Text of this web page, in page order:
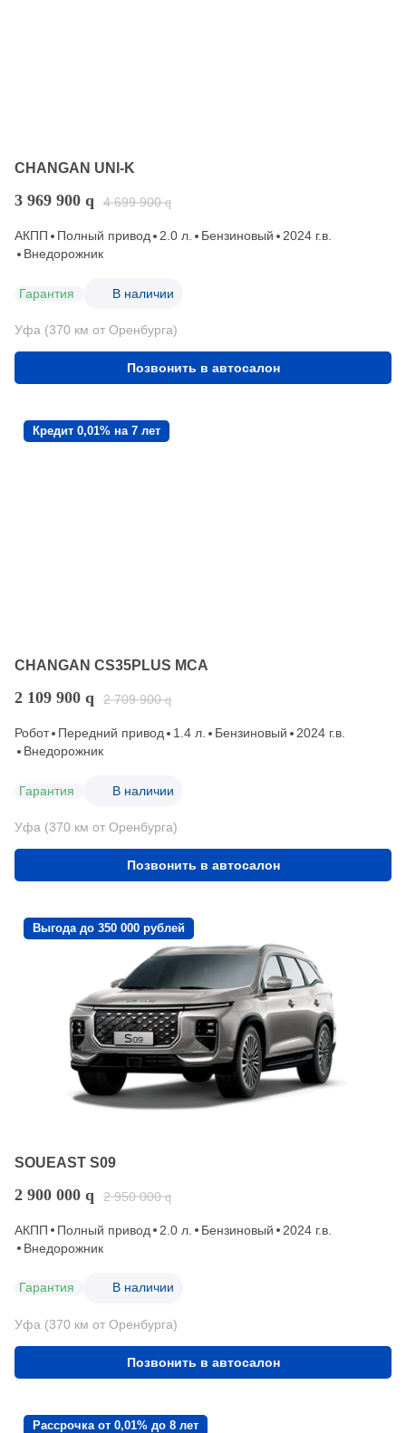
CHANGAN UNI-K
3 969 900 q 4 699 900 q
АКПП Полный привод 2.0 л. Бензиновый
2024 г.в.
Внедорожник
Гарантия В наличии
Уфа (370 км от Оренбурга)
Позвонить в автосалон
Кредит 0,01% на 7 лет
CHANGAN CS35PLUS MCA
2 109 900 q 2 709 900 q
Робот Передний привод 1.4 л. Бензиновый
2024 г.в.
Внедорожник
Гарантия В наличии
Уфа (370 км от Оренбурга)
Позвонить в автосалон
Выгода до 350 000 рублей
SOUEAST S09
2 900 000 q 2 950 000 q
АКПП Полный привод 2.0 л. Бензиновый
2024 г.в.
Внедорожник
Гарантия В наличии
Уфа (370 км от Оренбурга)
Позвонить в автосалон
Рассрочка от 0,01% до 8 лет